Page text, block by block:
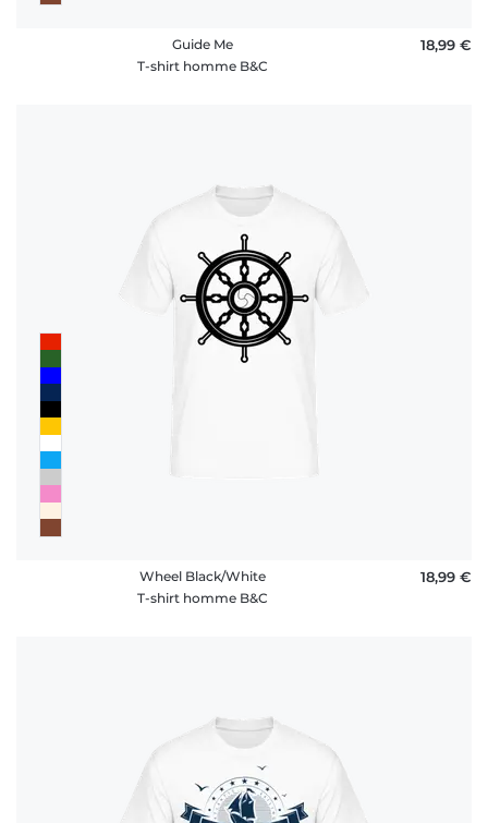
Guide Me
T-shirt homme B&C
18,99 €
Wheel Black/White
T-shirt homme B&C
18,99 €